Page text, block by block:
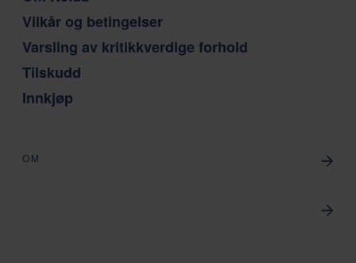
Vilkår og betingelser
Varsling av kritikkverdige forhold
Tilskudd
Innkjøp
OM